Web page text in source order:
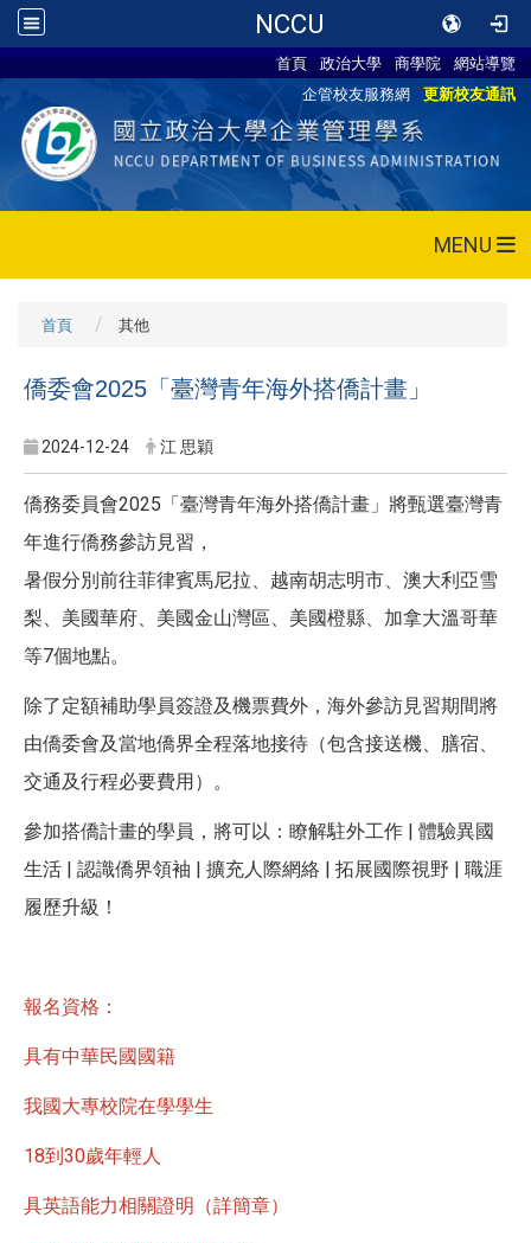
NCCU
首頁 政治大學 商學院
網站導覽
企管校友服務網
更新校友通訊
MENU
首頁 其他
僑委會2025「臺灣青年海外搭僑計畫」
2024-12-24 江 思穎
僑務委員會2025「臺灣青年海外搭僑計畫」將甄選臺灣青
年進行僑務參訪見習，
暑假分別前往菲律賓馬尼拉、越南胡志明市、澳大利亞雪
梨、美國華府、美國金山灣區、美國橙縣、加拿大溫哥華
等7個地點。
除了定額補助學員簽證及機票費外，海外參訪見習期間將
由僑委會及當地僑界全程落地接待（包含接送機、膳宿、
交通及行程必要費用）。
參加搭僑計畫的學員，將可以：瞭解駐外工作 | 體驗異國
生活 | 認識僑界領袖 | 擴充人際網絡 | 拓展國際視野 | 職涯
履歷升級！
報名資格：
具有中華民國國籍
我國大專校院在學學生
18到30歲年輕人
具英語能力相關證明（詳簡章）